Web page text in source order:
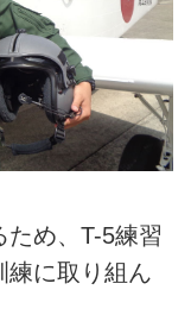
め、T-5練習
練に取り組ん